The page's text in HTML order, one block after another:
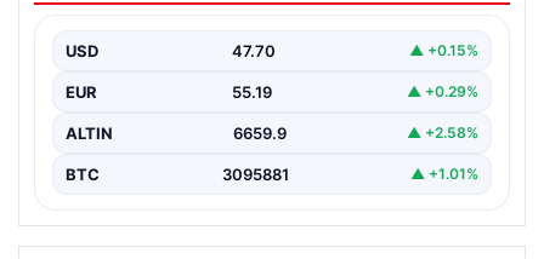
İzmir Cumhuriyet Başsavcılığı tarafından yürütülen
Belediyesi’ne yönelik ciddi suçlamalar…
USD 47.70 ▲ +0.15%
EUR 55.19 ▲ +0.29%
ALTIN 6659.9 ▲ +2.58%
BTC 3095881 ▲ +1.01%